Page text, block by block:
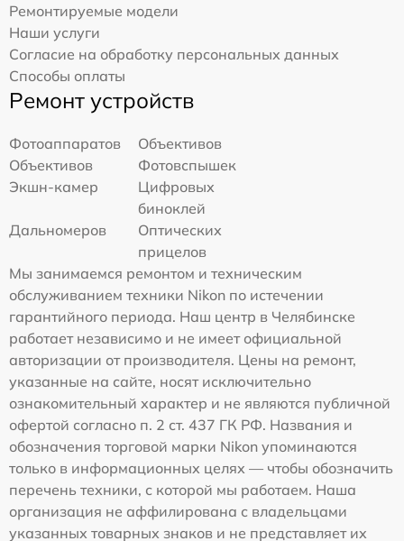
Ремонтируемые модели
Наши услуги
Согласие на обработку персональных данных
Способы оплаты
Ремонт устройств
Фотоаппаратов
Объективов
Объективов
Фотовспышек
Экшн-камер
Цифровых
биноклей
Дальномеров
Оптических
прицелов
Мы занимаемся ремонтом и техническим
обслуживанием техники Nikon по истечении
гарантийного периода. Наш центр в Челябинске
работает независимо и не имеет официальной
авторизации от производителя. Цены на ремонт,
указанные на сайте, носят исключительно
ознакомительный характер и не являются публичной
офертой согласно п. 2 ст. 437 ГК РФ. Названия и
обозначения торговой марки Nikon упоминаются
только в информационных целях — чтобы обозначить
перечень техники, с которой мы работаем. Наша
организация не аффилирована с владельцами
указанных товарных знаков и не представляет их